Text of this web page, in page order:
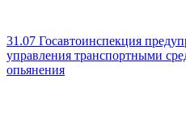
31.07 Госавтоинспекция
управления транспортными
опьянения